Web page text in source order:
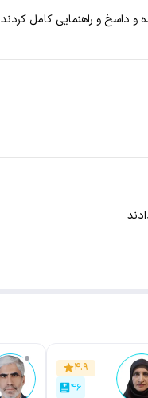
داسخ و راهنمایی کامل کردند
۴.۹
۴۶